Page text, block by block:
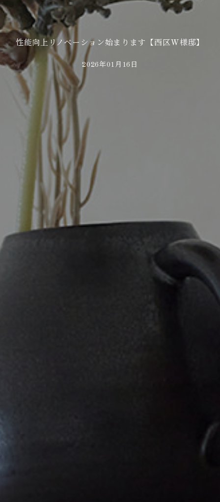
性能向上リノベーション始まります【西区W様邸】
2026年01月16日